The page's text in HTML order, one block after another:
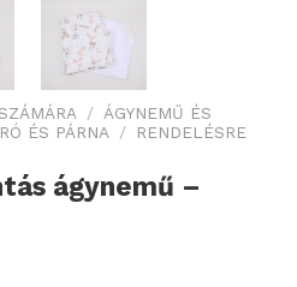
/ ÁGYNEMŰ ÉS
ÉS PÁRNA /
RENDELÉSRE
ágynemű –